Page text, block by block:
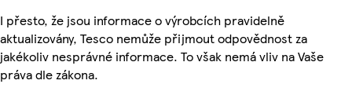
I přesto, že jsou informace o výrobcích pravidelně
aktualizovány, Tesco nemůže přijmout odpovědnost za
jakékoliv nesprávné informace. To však nemá vliv na Vaše
práva dle zákona.